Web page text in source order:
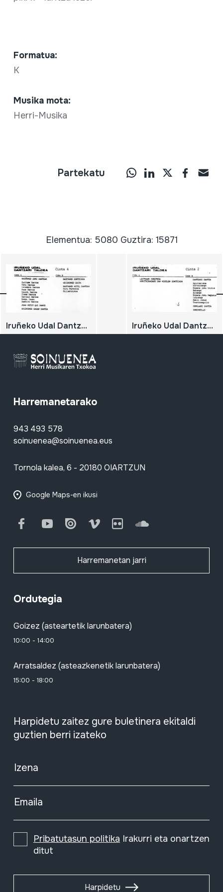
Formatua:
K
Musika mota:
Herri-Musika
Partekatu
Elementua: 5080 Guztira: 15871
Iruñeko Udal Dantzari Taldea. Cinta 4 Iruñeko Udal Dantzari Taldea. Cinta 2
Harremanetarako
943 493 578
soinuenea@soinuenea.eus
Tornola kalea, 6 - 20180 OIARTZUN
Google Maps-en ikusi
FacebookYoutube Issuu Vimeo Flickr SoundCloud
Harremanetan jarri
Ordutegia
Goizez (asteartetik larunbatera)
10:00 - 14:00
Arratsaldez (asteazkenetik larunbatera)
15:00 - 18:00
Harpidetu zaitez gure buletinera ekitaldi
guztien berri izateko
Izena
Emaila
Pribatutasun politika Irakurri eta onartzen
ditut
Harpidetu